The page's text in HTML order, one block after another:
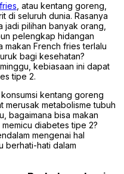
, atau kentang goreng,
di seluruh dunia. Rasanya
jadi pilihan banyak orang,
pelengkap hidangan
makan French fries terlalu
bagi kesehatan?
kebiasaan ini dapat
tipe 2.
kentang goreng
merusak metabolisme tubuh
bagaimana bisa makan
diabetes tipe 2?
mengenai hal
berhati-hati dalam